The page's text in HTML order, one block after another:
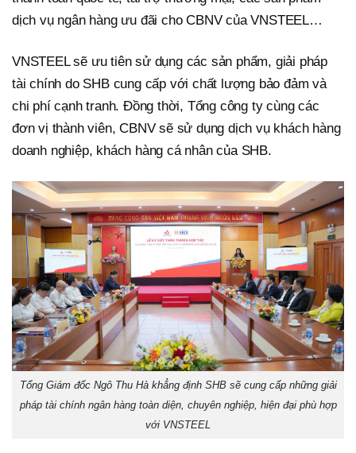
dịch vụ ngân hàng ưu đãi cho CBNV của VNSTEEL…
VNSTEEL sẽ ưu tiên sử dụng các sản phẩm, giải pháp
tài chính do SHB cung cấp với chất lượng bảo đảm và
chi phí cạnh tranh. Đồng thời, Tổng công ty cùng các
đơn vị thành viên, CBNV sẽ sử dụng dịch vụ khách hàng
doanh nghiệp, khách hàng cá nhân của SHB.
Tổng Giám đốc Ngô Thu Hà khẳng định SHB sẽ cung cấp những giải
pháp tài chính ngân hàng toàn diện, chuyên nghiệp, hiện đại phù hợp
với VNSTEEL